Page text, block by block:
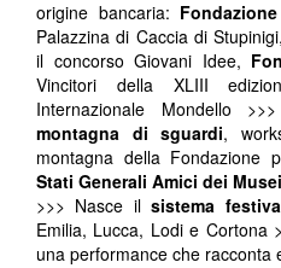
origine bancaria:
Palazzina di Caccia di Stupinigi,
il concorso Giovani Idee,
Vincitori della XLIII
Internazionale Mondello
montagna di sguardi,
montagna della Fondazione
Stati Generali Amici dei
>>> Nasce ilsistema
Emilia, Lucca, Lodi e Cortona
una performance che racconta